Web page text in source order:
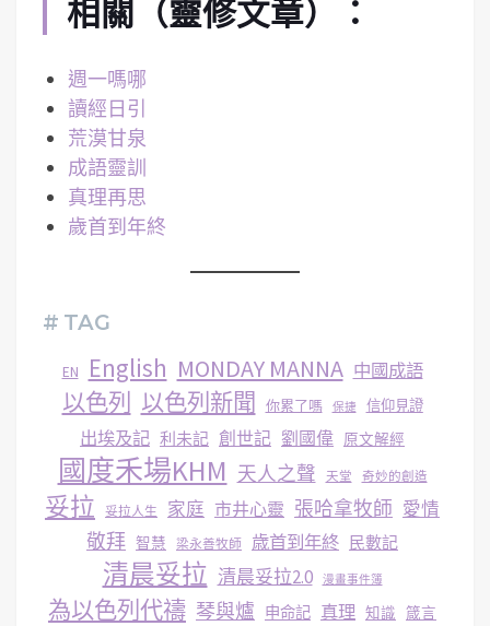
相關（靈修文章）：
週一嗎哪
讀經日引
荒漠甘泉
成語靈訓
真理再思
歲首到年終
# TAG
EN English MONDAY MANNA 中國成語
以色列 以色列新聞 你累了嗎 保捷 信仰見證
出埃及記 利未記 創世記 劉國偉 原文解經
國度禾場KHM 天人之聲 天堂 奇妙的創造
妥拉 妥拉人生 家庭 市井心靈 張哈拿牧師 愛情
敬拜 智慧 梁永善牧師 歳首到年終 民數記
清晨妥拉 清晨妥拉2.0 漫畫事件簿
為以色列代禱 琴與爐 申命記 真理 知識 箴言